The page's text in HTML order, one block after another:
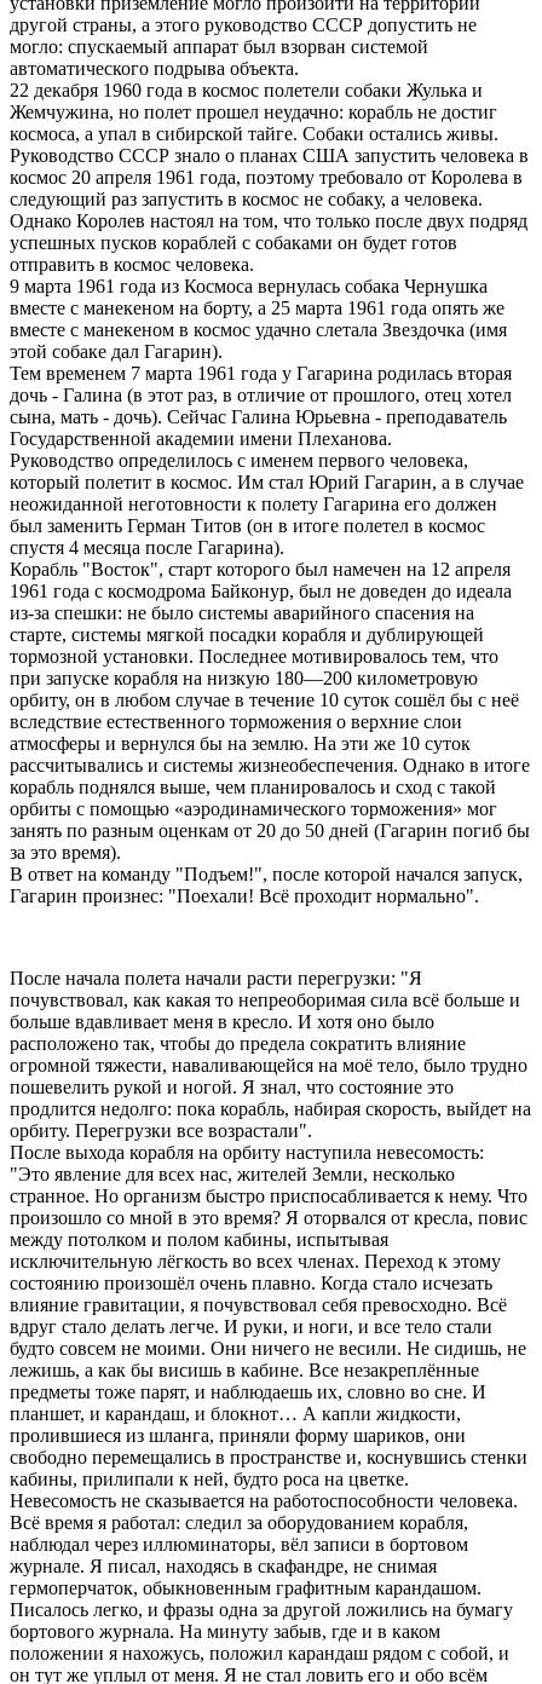
другой страны, а этого руководство СССР допустить не
могло: спускаемый аппарат был взорван системой
автоматического подрыва объекта.
22 декабря 1960 года в космос полетели собаки Жулька и
Жемчужина, но полет прошел неудачно: корабль не достиг
космоса, а упал в сибирской тайге. Собаки остались живы.
Руководство СССР знало о планах США запустить человека в
космос 20 апреля 1961 года, поэтому требовало от Королева в
следующий раз запустить в космос не собаку, а человека.
Однако Королев настоял на том, что только после двух подряд
успешных пусков кораблей с собаками он будет готов
отправить в космос человека.
9 марта 1961 года из Космоса вернулась собака Чернушка
вместе с манекеном на борту, а 25 марта 1961 года опять же
вместе с манекеном в космос удачно слетала Звездочка (имя
этой собаке дал Гагарин).
Тем временем 7 марта 1961 года у Гагарина родилась вторая
дочь - Галина (в этот раз, в отличие от прошлого, отец хотел
сына, мать - дочь). Сейчас Галина Юрьевна - преподаватель
Государственной академии имени Плеханова.
Руководство определилось с именем первого человека,
который полетит в космос. Им стал Юрий Гагарин, а в случае
неожиданной неготовности к полету Гагарина его должен
был заменить Герман Титов (он в итоге полетел в космос
спустя 4 месяца после Гагарина).
Корабль "Восток", старт которого был намечен на 12 апреля
1961 года с космодрома Байконур, был не доведен до идеала
из-за спешки: не было системы аварийного спасения на
старте, системы мягкой посадки корабля и дублирующей
тормозной установки. Последнее мотивировалось тем, что
при запуске корабля на низкую 180—200 километровую
орбиту, он в любом случае в течение 10 суток сошёл бы с неё
вследствие естественного торможения о верхние слои
атмосферы и вернулся бы на землю. На эти же 10 суток
рассчитывались и системы жизнеобеспечения. Однако в итоге
корабль поднялся выше, чем планировалось и сход с такой
орбиты с помощью «аэродинамического торможения» мог
занять по разным оценкам от 20 до 50 дней (Гагарин погиб бы
за это время).
В ответ на команду "Подъем!", после которой начался запуск,
Гагарин произнес: "Поехали! Всё проходит нормально".
После начала полета начали расти перегрузки: "Я
почувствовал, как какая то непреоборимая сила всё больше и
больше вдавливает меня в кресло. И хотя оно было
расположено так, чтобы до предела сократить влияние
огромной тяжести, наваливающейся на моё тело, было трудно
пошевелить рукой и ногой. Я знал, что состояние это
продлится недолго: пока корабль, набирая скорость, выйдет на
орбиту. Перегрузки все возрастали".
После выхода корабля на орбиту наступила невесомость:
"Это явление для всех нас, жителей Земли, несколько
странное. Но организм быстро приспосабливается к нему. Что
произошло со мной в это время? Я оторвался от кресла, повис
между потолком и полом кабины, испытывая
исключительную лёгкость во всех членах. Переход к этому
состоянию произошёл очень плавно. Когда стало исчезать
влияние гравитации, я почувствовал себя превосходно. Всё
вдруг стало делать легче. И руки, и ноги, и все тело стали
будто совсем не моими. Они ничего не весили. Не сидишь, не
лежишь, а как бы висишь в кабине. Все незакреплённые
предметы тоже парят, и наблюдаешь их, словно во сне. И
планшет, и карандаш, и блокнот… А капли жидкости,
пролившиеся из шланга, приняли форму шариков, они
свободно перемещались в пространстве и, коснувшись стенки
кабины, прилипали к ней, будто роса на цветке.
Невесомость не сказывается на работоспособности человека.
Всё время я работал: следил за оборудованием корабля,
наблюдал через иллюминаторы, вёл записи в бортовом
журнале. Я писал, находясь в скафандре, не снимая
гермоперчаток, обыкновенным графитным карандашом.
Писалось легко, и фразы одна за другой ложились на бумагу
бортового журнала. На минуту забыв, где и в каком
положении я нахожусь, положил карандаш рядом с собой, и
он тут же уплыл от меня. Я не стал ловить его и обо всём